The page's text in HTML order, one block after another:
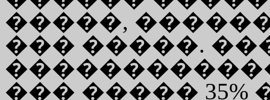
�����,
��� �����.
��� �����